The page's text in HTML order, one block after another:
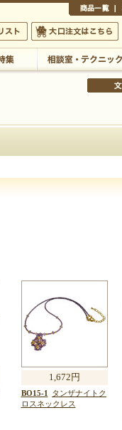
します
大口注文はこちら
1,672円
BO15-1
タンザナイトク
ロスネックレス